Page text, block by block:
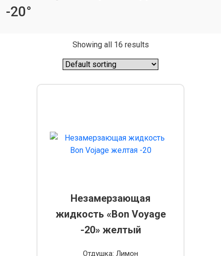
-20°
Showing all 16 results
Незамерзающая
жидкость «Bon Voyage
-20» желтый
Отдушка: Лимон